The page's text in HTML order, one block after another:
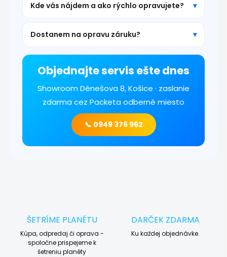
Kde vás nájdem a ako rýchlo opravujete?
Dostanem na opravu záruku?
Objednajte servis ešte dnes
Showroom Dénešova 8, Košice · zaslanie
zdarma cez Packeta odberné miesto
📞 0949 376 962
ŠETRÍME PLANÉTU
Kúpa, odpredaj či oprava -
spoločne prispejeme k
šetreniu planéty
DARČEK ZDARMA
Ku každej objednávke.